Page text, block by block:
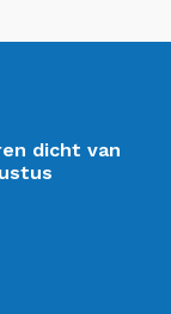
dicht van